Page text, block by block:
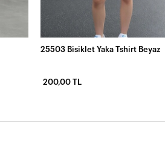
25503 Bisiklet Yaka Tshirt Beyaz
200,00 TL